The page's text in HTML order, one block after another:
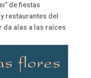
de fiestas
restaurantes del
da alas a las raíces